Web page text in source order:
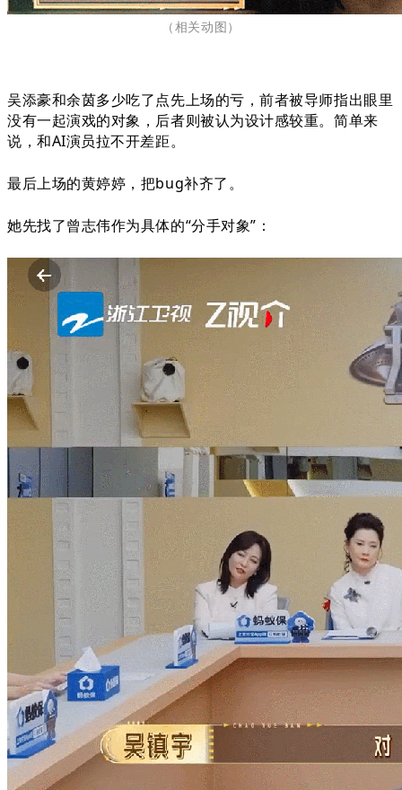
（相关动图）
吴添豪和余茵多少吃了点先上场的亏，前者被导师指出眼里
没有一起演戏的对象，后者则被认为设计感较重。简单来
说，和AI演员拉不开差距。
最后上场的黄婷婷，把bug补齐了。
她先找了曾志伟作为具体的“分手对象”：